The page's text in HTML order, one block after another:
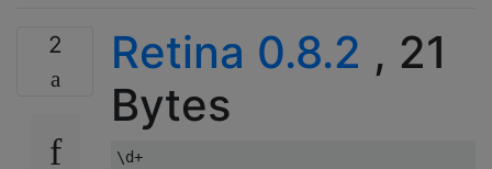
2 Retina 0.8.2 , 21
Bytes
\d+